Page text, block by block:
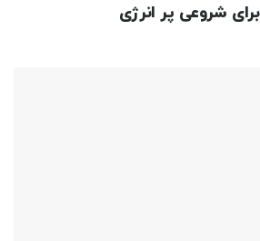
شروعی پر انرژی